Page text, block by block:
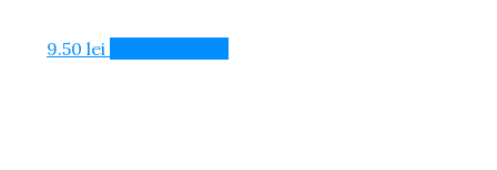
9.50 lei